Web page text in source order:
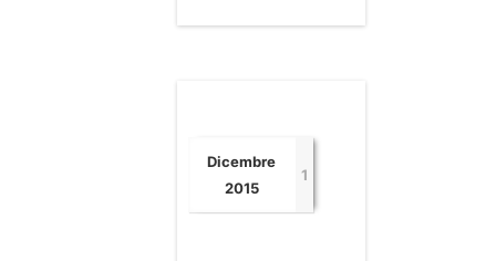
Dicembre
2015
1